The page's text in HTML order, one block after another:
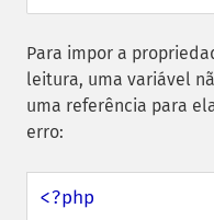
Para impor a
leitura, uma variável
uma referência para
erro:
<?php